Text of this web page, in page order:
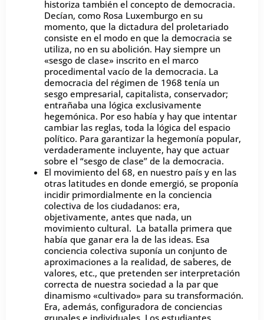
historiza también el concepto de democracia.
Decían, como Rosa Luxemburgo en su
momento, que la dictadura del proletariado
consiste en el modo en que la democracia se
utiliza, no en su abolición. Hay siempre un
«sesgo de clase» inscrito en el marco
procedimental vacío de la democracia. La
democracia del régimen de 1968 tenía un
sesgo empresarial, capitalista, conservador;
entrañaba una lógica exclusivamente
hegemónica. Por eso había y hay que intentar
cambiar las reglas, toda la lógica del espacio
político. Para garantizar la hegemonía popular,
verdaderamente incluyente, hay que actuar
sobre el “sesgo de clase” de la democracia.
El movimiento del 68, en nuestro país y en las
otras latitudes en donde emergió, se proponía
incidir primordialmente en la conciencia
colectiva de los ciudadanos: era,
objetivamente, antes que nada, un
movimiento cultural. La batalla primera que
había que ganar era la de las ideas. Esa
conciencia colectiva suponía un conjunto de
aproximaciones a la realidad, de saberes, de
valores, etc., que pretenden ser interpretación
correcta de nuestra sociedad a la par que
dinamismo «cultivado» para su transformación.
Era, además, configuradora de conciencias